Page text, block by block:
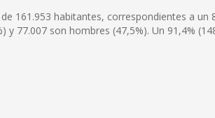
161.953 habitantes, correspondientes a un
77.007 son hombres (47,5%). Un 91,4%